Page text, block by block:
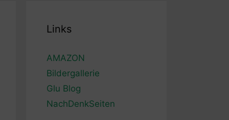
Links
AMAZON
Bildergallerie
Glu Blog
NachDenkSeiten